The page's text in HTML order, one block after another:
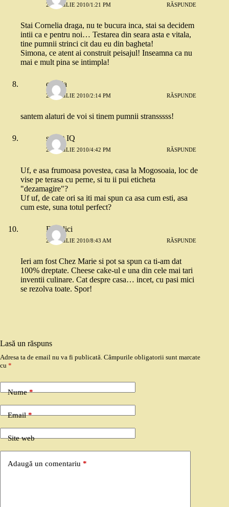
20 APRILIE 2010/1:21 PM RĂSPUNDE
Stai Cornelia draga, nu te bucura inca, stai sa decidem
intii ca e pentru noi… Testarea din seara asta e vitala,
tine pumnii strinci cit dau eu din bagheta!
Simona, ce atent ai construit peisajul! Inseamna ca nu
mai e mult pina se intimpla!
orestia
20 APRILIE 2010/2:14 PM RĂSPUNDE
santem alaturi de voi si tinem pumnii stransssss!
sweet IQ
20 APRILIE 2010/4:42 PM RĂSPUNDE
Uf, e asa frumoasa povestea, casa la Mogosoaia, loc de
vise pe terasa cu perne, si tu ii pui eticheta
"dezamagire"?
Uf uf, de cate ori sa iti mai spun ca asa cum esti, asa
cum este, suna totul perfect?
Fimolici
21 APRILIE 2010/8:43 AM RĂSPUNDE
Ieri am fost Chez Marie si pot sa spun ca ti-am dat
100% dreptate. Cheese cake-ul e una din cele mai tari
inventii culinare. Cat despre casa… incet, cu pasi mici
se rezolva toate. Spor!
Lasă un răspuns
Adresa ta de email nu va fi publicată. Câmpurile obligatorii sunt marcate
cu *
Nume*
Email*
Site web
Adaugă un comentariu *